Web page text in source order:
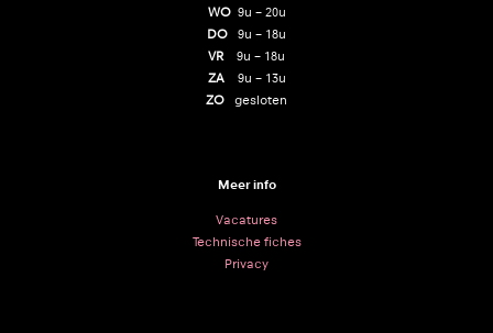
WO9u – 20u
DO 9u – 18u
VR 9u – 18u
ZA
9u – 13u
ZO gesloten
Meer info
Vacatures
Technische fiches
Privacy